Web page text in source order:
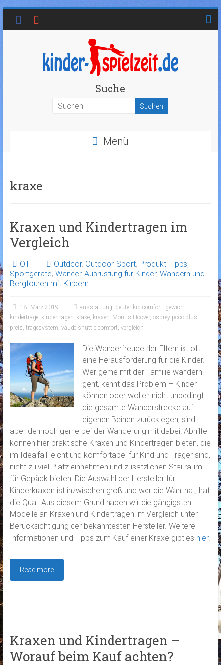
Suche
Menü
kraxe
Kraxen und Kindertragen im
Vergleich
Olli Outdoor, Outdoor-Sport, Produkt-Tipps,
Sportgeräte, Wander-Ausrüstung für Kinder, Wandern und
Bergtouren mit Kindern
18. März 2019 ausstattung, deuter kid comfort, gewicht,
kindertrage, kindertragen, kraxe, kraxen, Montis Hoover, osprey poco plus,
preis, tragesystem, vaude shuttle comfort, vergleich
Die Wanderfreude der Eltern ist oft
eine Herausforderung für die Kinder.
Wer gerne mit der Familie wandern
geht, kennt das Problem – Kinder
können oder wollen nicht unbedingt
die gesamte Wanderstrecke auf
eigenen Beinen zurücklegen, sind
aber dennoch gerne bei der Wanderung mit dabei. Abhilfe
können hier praktische Kraxen und Kindertragen bieten, die
im Idealfall leicht und komfortabel für Kind und Träger sind,
nicht zu viel Platz einnehmen und zusätzlichen Stauraum
für Gepäck bieten. Die Auswahl der Hersteller für
Kinderkraxen ist inzwischen groß und wer die Wahl hat, hat
die Qual. Aus diesem Grund haben wir die gängigsten
Modelle an Kraxen und Kindertragen im Vergleich unter
Berücksichtigung der bekanntesten Hersteller. Weitere
Informationen und Tipps zum Kauf einer Kraxe gibt es hier.
Read more
Kraxen und Kindertragen –
Worauf beim Kauf achten?